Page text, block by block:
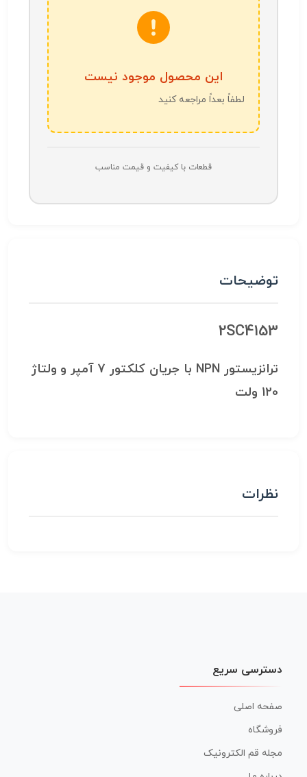
این محصول موجود نیست
لطفاً بعداً مراجعه کنید
قطعات با کیفیت و قیمت مناسب
توضیحات
2SC4153
ترانزیستور NPN با جریان کلکتور 7 آمپر و ولتاژ
120 ولت
نظرات
دسترسی سریع
صفحه اصلی
فروشگاه
مجله قم الکترونیک